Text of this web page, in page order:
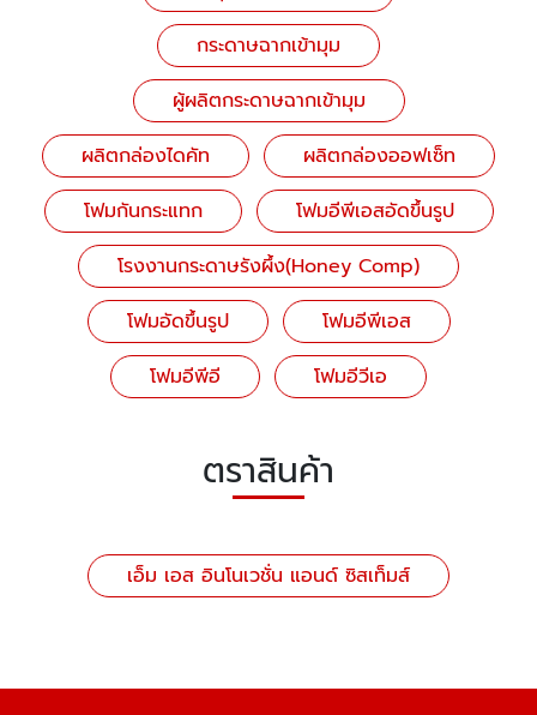
กระดาษฉากเข้ามุม
ผู้ผลิตกระดาษฉากเข้ามุม
ผลิตกล่องไดคัท
ผลิตกล่องออฟเซ็ท
โฟมกันกระแทก
โฟมอีพีเอสอัดขึ้นรูป
โรงงานกระดาษรังผึ้ง(Honey Comp)
โฟมอัดขึ้นรูป
โฟมอีพีเอส
โฟมอีพีอี
โฟมอีวีเอ
ตราสินค้า
เอ็ม เอส อินโนเวชั่น แอนด์ ซิสเท็มส์